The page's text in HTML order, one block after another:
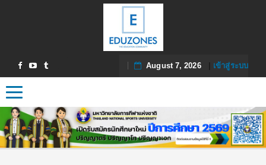
August 7, 2026| เข้าสู่ระบบ
Toggle navigation